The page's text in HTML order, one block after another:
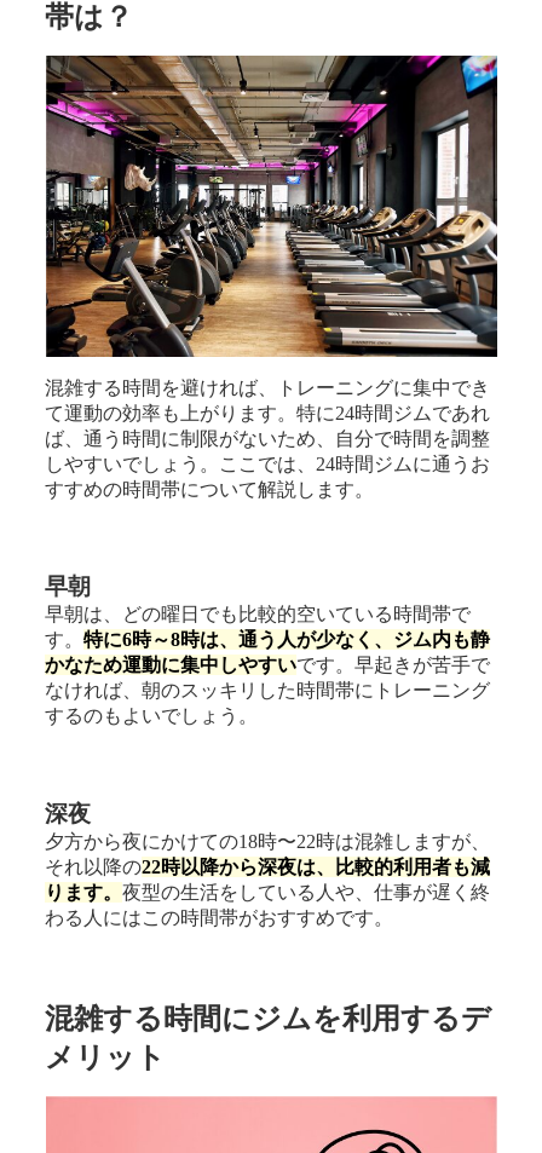
帯は？
混雑する時間を避ければ、トレーニングに集中でき
て運動の効率も上がります。特に24時間ジムであれ
ば、通う時間に制限がないため、自分で時間を調整
しやすいでしょう。ここでは、24時間ジムに通うお
すすめの時間帯について解説します。
早朝
早朝は、どの曜日でも比較的空いている時間帯で
す。特に6時～8時は、通う人が少なく、ジム内も静
かなため運動に集中しやすいです。早起きが苦手で
なければ、朝のスッキリした時間帯にトレーニング
するのもよいでしょう。
深夜
夕方から夜にかけての18時〜22時は混雑しますが、
それ以降の22時以降から深夜は、比較的利用者も減
ります。夜型の生活をしている人や、仕事が遅く終
わる人にはこの時間帯がおすすめです。
混雑する時間にジムを利用するデ
メリット